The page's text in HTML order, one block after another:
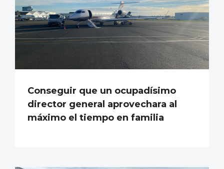
Conseguir que un ocupadísimo
director general aprovechara al
máximo el tiempo en familia